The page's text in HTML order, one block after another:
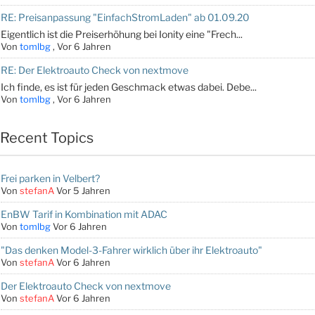
RE: Preisanpassung "EinfachStromLaden" ab 01.09.20
Eigentlich ist die Preiserhöhung bei Ionity eine "Frech...
Von tomlbg , Vor 6 Jahren
RE: Der Elektroauto Check von nextmove
Ich finde, es ist für jeden Geschmack etwas dabei. Debe...
Von tomlbg , Vor 6 Jahren
Recent Topics
Frei parken in Velbert?
Von stefanAVor 5 Jahren
EnBW Tarif in Kombination mit ADAC
Von tomlbgVor 6 Jahren
"Das denken Model-3-Fahrer wirklich über ihr Elektroauto"
Von stefanAVor 6 Jahren
Der Elektroauto Check von nextmove
Von stefanAVor 6 Jahren